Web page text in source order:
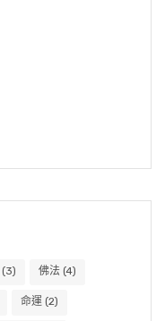
(3) 佛法 (4)
命運 (2)